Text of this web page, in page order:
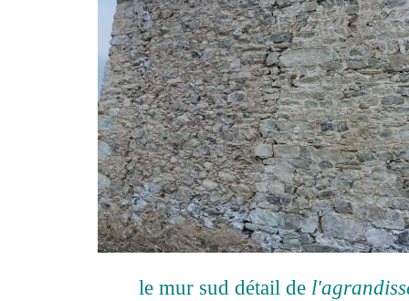
le mur sud détail de